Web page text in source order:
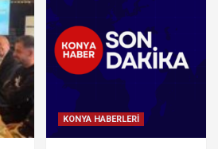
KONYA HABERLERİ